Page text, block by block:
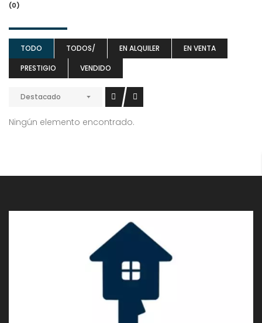
(0)
TODO TODOS/ EN ALQUILER
EN VENTA
PRESTIGIO
VENDIDO
Destacado
Ningún elemento encontrado.